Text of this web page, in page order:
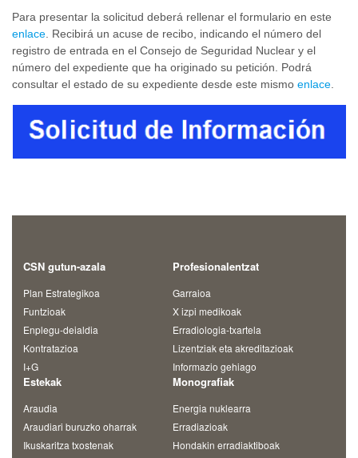
Para presentar la solicitud deberá rellenar el formulario en este
enlace. Recibirá un acuse de recibo, indicando el número del
registro de entrada en el Consejo de Seguridad Nuclear y el
número del expediente que ha originado su petición. Podrá
consultar el estado de su expediente desde este mismo enlace.
CSN gutun-azala
Plan Estrategikoa
Funtzioak
Enplegu-deialdia
Kontratazioa
I+G
Profesionalentzat
Garraioa
X izpi medikoak
Erradiologia-txartela
Lizentziak eta akreditazioak
Informazio gehiago
Estekak
Araudia
Araudiari buruzko oharrak
Ikuskaritza txostenak
Monografiak
Energia nuklearra
Erradiazioak
Hondakin erradiaktiboak